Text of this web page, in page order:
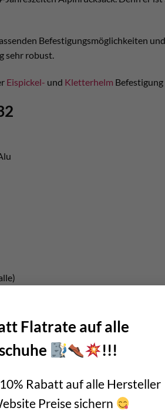
Flatrate auf alle
!!!
Rabatt auf alle Hersteller
Preise sichern
Befestigungsmöglichkeiten
sehr robust.
Eispickel- und Kletterhelm
Seitenriemen und Kletterhelm Netz
als Befestigungsmöglichkeit